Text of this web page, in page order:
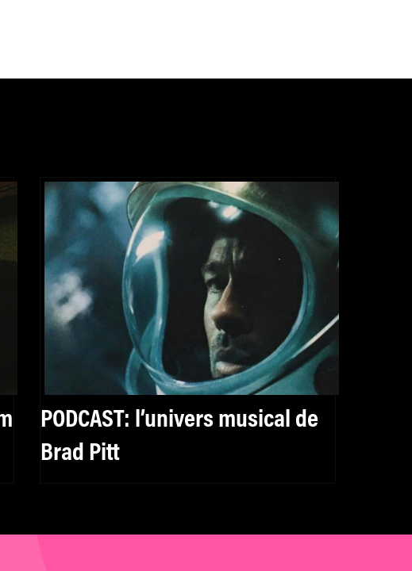
PODCAST: l’univers musical de
Brad Pitt